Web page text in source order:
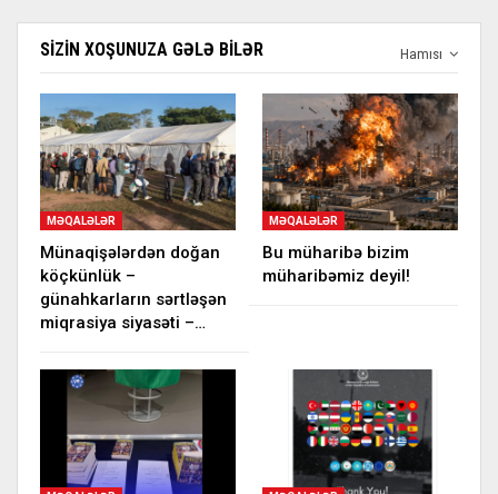
Hamısı
SIZIN XOŞUNUZA GƏLƏ BILƏR
MƏQALƏLƏR
Münaqişələrdən doğan
köçkünlük –
günahkarların sərtləşən
miqrasiya siyasəti –…
MƏQALƏLƏR
Bu müharibə bizim
müharibəmiz deyil!